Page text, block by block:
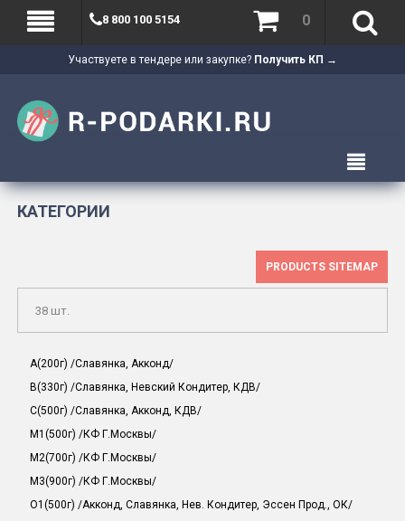
Участвуете в тендере или закупке? Получить КП →
8 800 100 5154 0
КАТЕГОРИИ
PRODUCTS SITEMAP
38 шт.
A(200г) /Славянка, Акконд/
B(330г) /Славянка, Невский Кондитер, КДВ/
C(500г) /Славянка, Акконд, КДВ/
M1(500г) /КФ Г.Москвы/
M2(700г) /КФ Г.Москвы/
M3(900г) /КФ Г.Москвы/
O1(500г) /Акконд, Славянка, Нев. Кондитер, Эссен Прод., ОК/